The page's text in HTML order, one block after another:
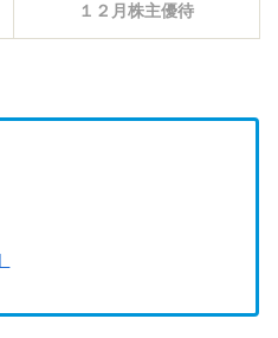
１２月株主優待